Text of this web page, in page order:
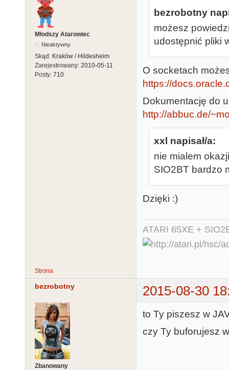
Młodszy Atarowiec
Nieaktywny
Skąd: Kraków / Hildesheim
Zarejestrowany: 2010-05-11
Posty: 710
bezrobotny
możesz
udostępnić pliki
O socketach
https://
Dokumentację do
http://abbuc.de/
xxl napisał/a:
nie mialem
SIO2BT bardzo
Dzięki :)
ATARI 65XE +
Strona
bezrobotny 2015-08-30
Zbanowany
to Ty piszesz w
czy Ty buforujesz